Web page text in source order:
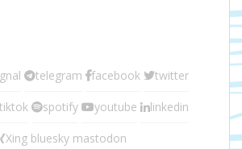
telegram facebook twitter
tiktok spotify youtube linkedin
Xing bluesky mastodon